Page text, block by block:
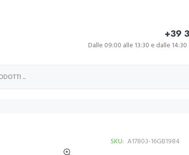
+39
Dalle 09:00 alle 13:30 e dalle
SKU: A17803-16GB1984